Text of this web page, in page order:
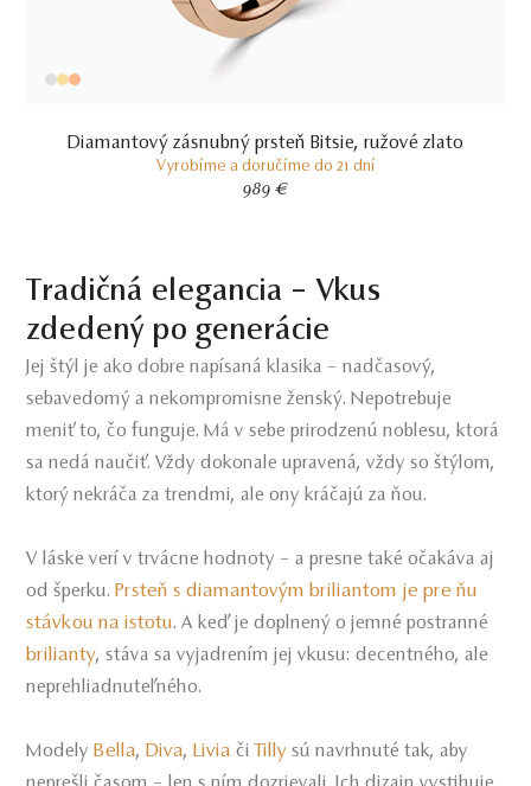
Diamantový zásnubný prsteň Bitsie, ružové zlato
Vyrobíme a doručíme do 21 dní
989 €
Tradičná elegancia – Vkus
zdedený po generácie
Jej štýl je ako dobre napísaná klasika – nadčasový,
sebavedomý a nekompromisne ženský. Nepotrebuje
meniť to, čo funguje. Má v sebe prirodzenú noblesu, ktorá
sa nedá naučiť. Vždy dokonale upravená, vždy so štýlom,
ktorý nekráča za trendmi, ale ony kráčajú za ňou.
V láske verí v trvácne hodnoty – a presne také očakáva aj
od šperku.Prsteň s diamantovým briliantom je pre ňu
stávkou na istotu. A keď je doplnený o jemné postranné
brilianty, stáva sa vyjadrením jej vkusu: decentného, ale
neprehliadnuteľného.
ModelyBella,Diva,Livia či Tilly sú navrhnuté tak, aby